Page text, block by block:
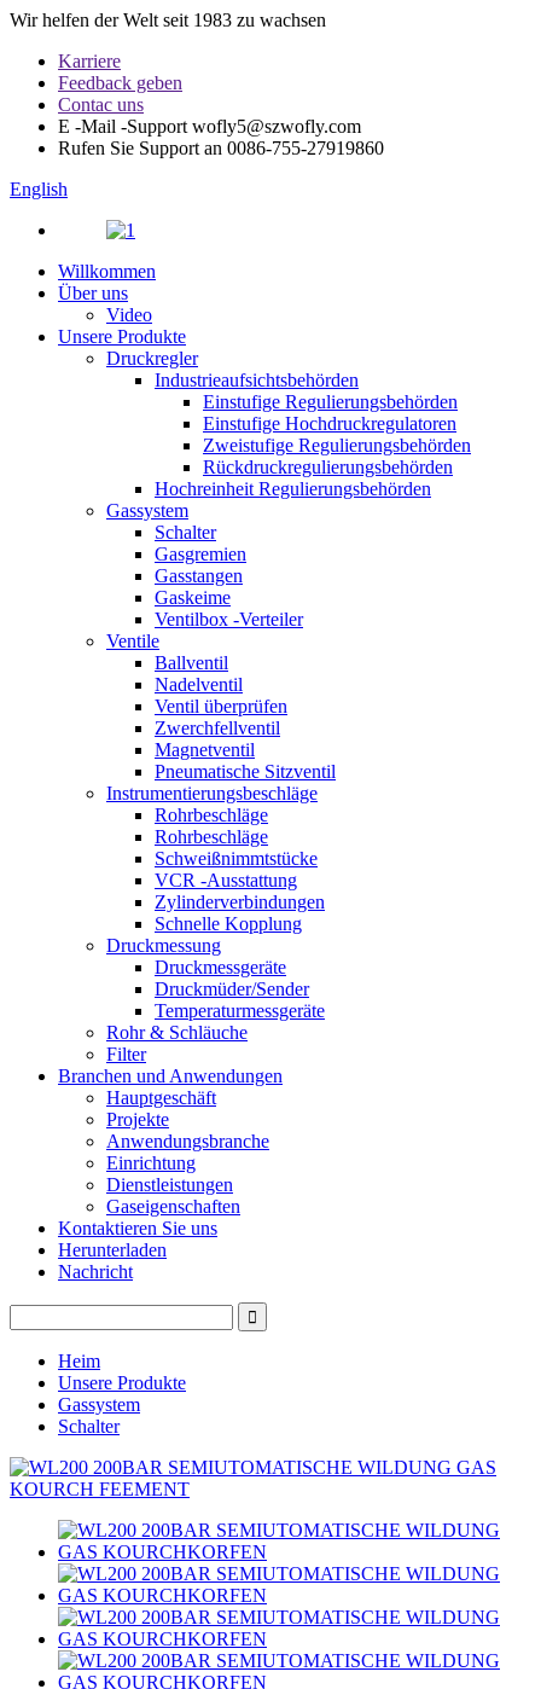
Wir helfen der Welt seit 1983 zu wachsen
Karriere
Feedback geben
Contac uns
E -Mail -Support wofly5@szwofly.com
Rufen Sie Support an 0086-755-27919860
English
Willkommen
Über uns
Video
Unsere Produkte
Druckregler
Industrieaufsichtsbehörden
Einstufige Regulierungsbehörden
Einstufige Hochdruckregulatoren
Zweistufige Regulierungsbehörden
Rückdruckregulierungsbehörden
Hochreinheit Regulierungsbehörden
Gassystem
Schalter
Gasgremien
Gasstangen
Gaskeime
Ventilbox -Verteiler
Ventile
Ballventil
Nadelventil
Ventil überprüfen
Zwerchfellventil
Magnetventil
Pneumatische Sitzventil
Instrumentierungsbeschläge
Rohrbeschläge
Rohrbeschläge
Schweißnimmtstücke
VCR -Ausstattung
Zylinderverbindungen
Schnelle Kopplung
Druckmessung
Druckmessgeräte
Druckmüder/Sender
Temperaturmessgeräte
Rohr & Schläuche
Filter
Branchen und Anwendungen
Hauptgeschäft
Projekte
Anwendungsbranche
Einrichtung
Dienstleistungen
Gaseigenschaften
Kontaktieren Sie uns
Herunterladen
Nachricht
Heim
Unsere Produkte
Gassystem
Schalter